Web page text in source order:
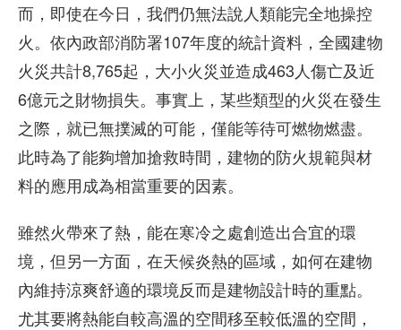
而，即使在今日，我們仍無法說人類能完全地操控
火。依內政部消防署107年度的統計資料，全國建物
火災共計8,765起，大小火災並造成463人傷亡及近
6億元之財物損失。事實上，某些類型的火災在發生
之際，就已無撲滅的可能，僅能等待可燃物燃盡。
此時為了能夠增加搶救時間，建物的防火規範與材
料的應用成為相當重要的因素。
雖然火帶來了熱，能在寒冷之處創造出合宜的環
境，但另一方面，在天候炎熱的區域，如何在建物
內維持涼爽舒適的環境反而是建物設計時的重點。
尤其要將熱能自較高溫的空間移至較低溫的空間，